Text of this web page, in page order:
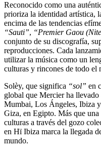
Reconocido como una
prioriza la identidad artística,
encima de las tendencias
“Sauti”, “Premier Gaou
conjunto de su discografía,
reproducciones. Cada
utilizar la música como un
culturas y rincones de todo el
Solèy, que significa “sol” en
global que Mercier ha
Mumbai, Los Ángeles, Ibiza
Giza, en Egipto. Más que
culturas a través del gozo
en Hï Ibiza marca la llegada
mundo.